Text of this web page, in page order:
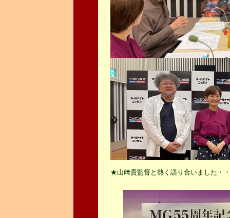
★山﨑貴監督と熱く語り合いました・